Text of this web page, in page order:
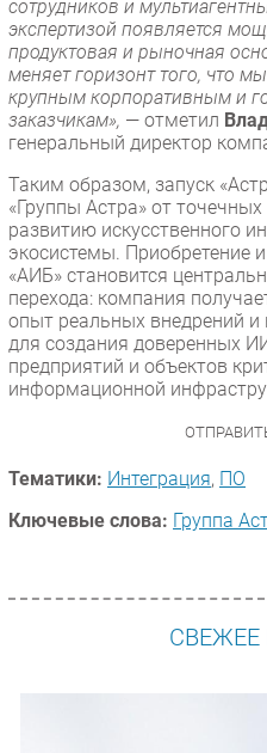
сотрудников и
экспертизой появляется
продуктовая и рыночная
меняет горизонт того, что
крупным корпоративным и
заказчикам», — отметил
генеральный директор
Таким образом, запуск
«Группы Астра» от
развитию искусственного
экосистемы. Приобретение
«АИБ» становится
перехода: компания
опыт реальных внедрений
для создания доверенных
предприятий и объектов
информационной
Тематики: Интеграция, ПО
Ключевые слова: Группа
СВЕЖЕЕ